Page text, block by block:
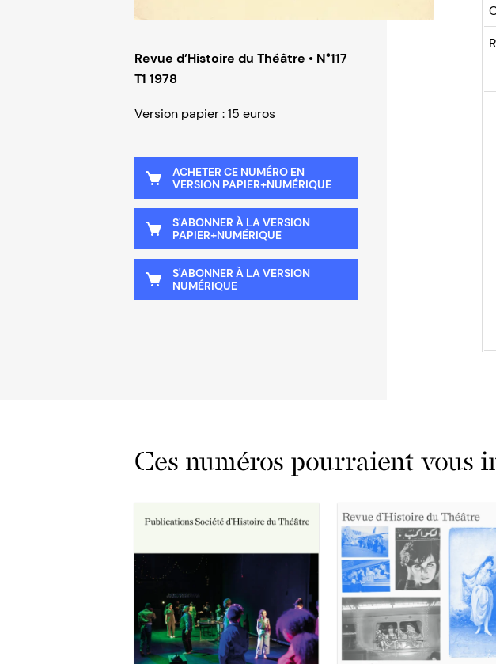
Revue d’Histoire du Théâtre • N°117
T1 1978
Version papier : 15 euros
ACHETER CE NUMÉRO EN
VERSION PAPIER+NUMÉRIQUE
S'ABONNER À LA VERSION
PAPIER+NUMÉRIQUE
S'ABONNER À LA VERSION
NUMÉRIQUE
Ces numéros pourraient vous